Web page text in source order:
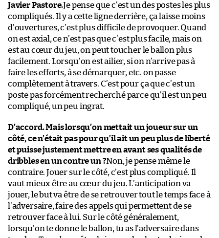
Javier Pastore.Je pense que c’est un des postes les plus
compliqués. Il y a cette ligne derrière, ça laisse moins
d’ouvertures, c’est plus difficile de provoquer. Quand
on est axial, ce n’est pas que c’est plus facile, mais on
est au cœur du jeu, on peut toucher le ballon plus
facilement. Lorsqu’on est ailier, si on n’arrive pas à
faire les efforts, à se démarquer, etc. on passe
complètement à travers. C’est pour ça que c’est un
poste pas forcément recherché parce qu’il est un peu
compliqué, un peu ingrat.
D’accord. Mais lorsqu’on mettait un joueur sur un
côté, ce n’était pas pour qu’il ait un peu plus de liberté
et puisse justement mettre en avant ses qualités de
dribbles en un contre un ?Non, je pense même le
contraire. Jouer sur le côté, c’est plus compliqué. Il
vaut mieux être au cœur du jeu. L’anticipation va
jouer, le but va être de se retrouver tout le temps face à
l’adversaire, faire des appels qui permettent de se
retrouver face à lui. Sur le côté généralement,
lorsqu’on te donne le ballon, tu as l’adversaire dans